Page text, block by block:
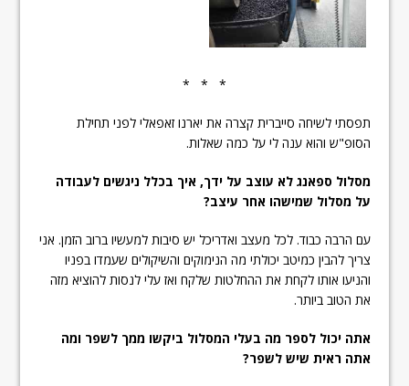
* * *
תפסתי לשיחה סייברית קצרה את יארנו זאפאלי לפני תחילת
הסופ"ש והוא ענה לי על כמה שאלות.
מסלול ספאנג לא עוצב על ידך, איך בכלל ניגשים לעבודה
על מסלול שמישהו אחר עיצב?
עם הרבה כבוד. לכל מעצב ואדריכל יש סיבות למעשיו ברוב הזמן. אני
צריך להבין כמיטב יכולתי מה הנימוקים והשיקולים שעמדו בפניו
והניעו אותו לקחת את ההחלטות שלקח ואז עלי לנסות להוציא מזה
את הטוב ביותר.
אתה יכול לספר מה בעלי המסלול ביקשו ממך לשפר ומה
אתה ראית שיש לשפר?